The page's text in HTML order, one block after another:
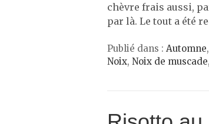
chèvre frais aussi,
par là. Le tout a été
Publié dans : Automne,
Noix, Noix de muscade,